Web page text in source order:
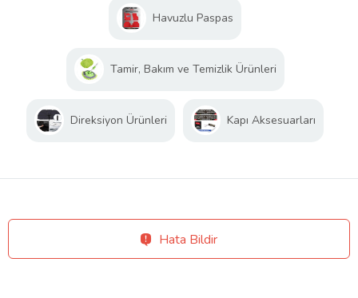
Havuzlu Paspas
Tamir, Bakım ve Temizlik Ürünleri
Direksiyon Ürünleri Kapı Aksesuarları
Hata Bildir